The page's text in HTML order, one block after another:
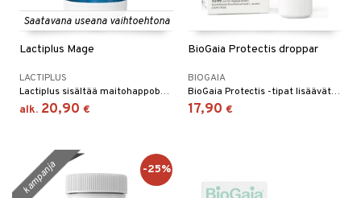
Saatavana useana vaihtoehtona
Lactiplus Mage
LACTIPLUS
Lactiplus sisältää maitohappobakteereita jotka varmistavat, että terveelliset bakteerit lisääntyvät nopeammin kuin ne haitalliset.
alk. 20,90 €
BioGaia Protectis droppar
BIOGAIA
BioGaia Protectis -tipat lisäävät hyviä bakteereja vatsaan.
17,90 €
kampanja -25%